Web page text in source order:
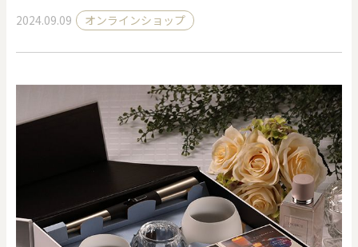
カテゴリから探す
20000
円 ～ 円
クリア OK
2024.09.09 オンラインショップ